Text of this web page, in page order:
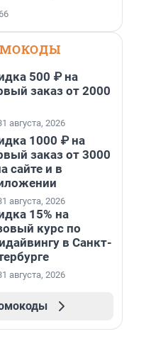
500 ₽ на
заказ от 2000
августа, 2026
1000 ₽ на
заказ от 3000
сайте и в
августа, 2026
15% на
курс по
в Санкт-
августа, 2026